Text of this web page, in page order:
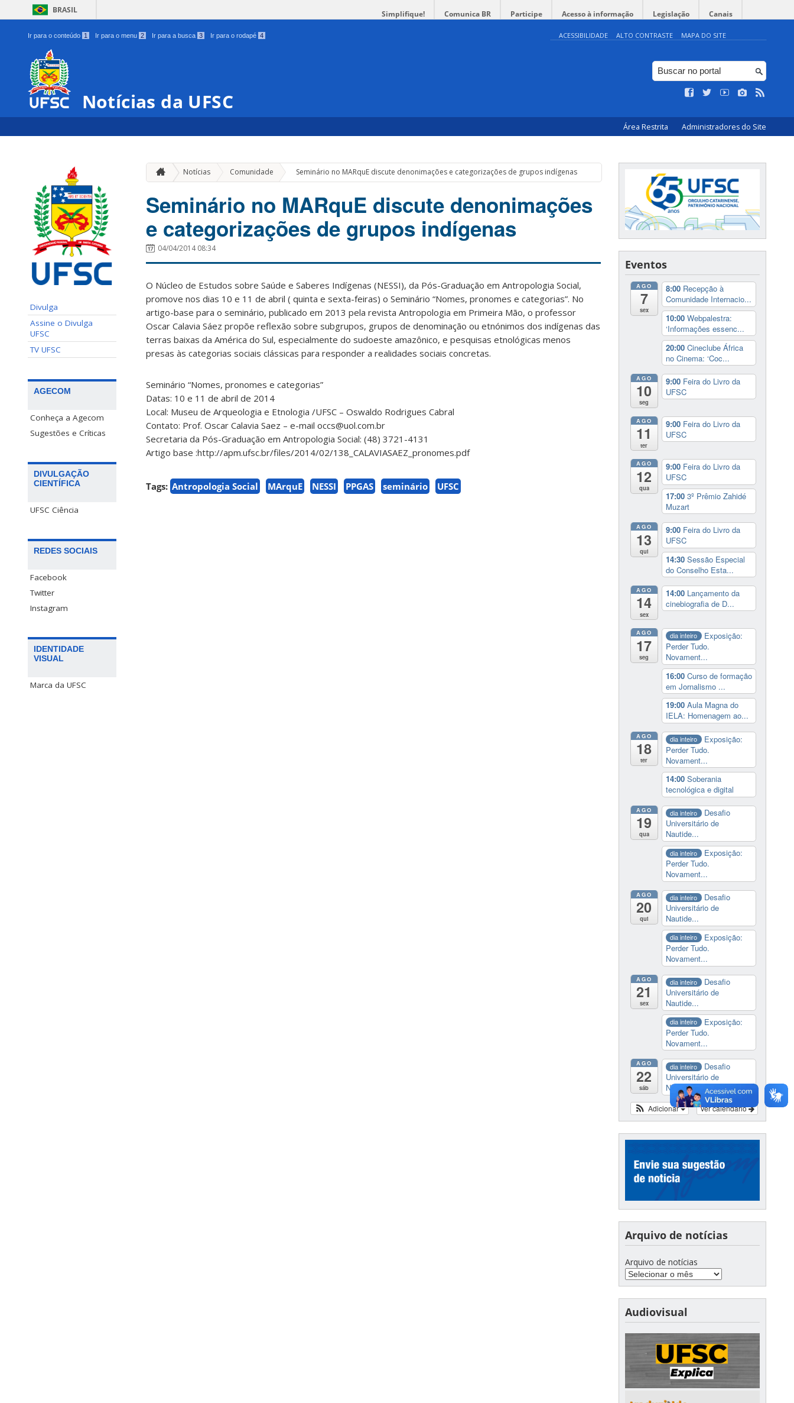
BRASIL Simplifique! Comunica BR Participe Acesso à informação Legislação Canais
Ir para o conteúdo 1 Ir para o menu 2 Ir para a busca 3 Ir para o rodapé 4 ACESSIBILIDADE ALTO CONTRASTE MAPA DO SITE
Notícias da UFSC
Área Restrita Administradores do Site
Divulga
Assine o Divulga
UFSC
TV UFSC
AGECOM
Conheça a Agecom
Sugestões e Críticas
DIVULGAÇÃO
CIENTÍFICA
UFSC Ciência
REDES SOCIAIS
Facebook
Twitter
Instagram
IDENTIDADE
VISUAL
Marca da UFSC
Notícias Comunidade » Seminário no MARquE discute denonimações e categorizações de grupos indígenas
Seminário no MARquE discute denonimações
e categorizações de grupos indígenas
04/04/2014 08:34
O Núcleo de Estudos sobre Saúde e Saberes Indígenas (NESSI), da Pós-Graduação em Antropologia Social,
promove nos dias 10 e 11 de abril ( quinta e sexta-feiras) o Seminário “Nomes, pronomes e categorias”. No
artigo-base para o seminário, publicado em 2013 pela revista Antropologia em Primeira Mão, o professor
Oscar Calavia Sáez propõe reflexão sobre subgrupos, grupos de denominação ou etnónimos dos indígenas das
terras baixas da América do Sul, especialmente do sudoeste amazônico, e pesquisas etnológicas menos
presas às categorias sociais clássicas para responder a realidades sociais concretas.
Seminário “Nomes, pronomes e categorias”
Datas: 10 e 11 de abril de 2014
Local: Museu de Arqueologia e Etnologia /UFSC – Oswaldo Rodrigues Cabral
Contato: Prof. Oscar Calavia Saez – e-mail occs@uol.com.br
Secretaria da Pós-Graduação em Antropologia Social: (48) 3721-4131
Artigo base :http://apm.ufsc.br/files/2014/02/138_CALAVIASAEZ_pronomes.pdf
Tags: Antropologia Social MArquE NESSI PPGAS seminário UFSC
Eventos
AGO
7
sex
8:00 Recepção à
Comunidade Internacio...
10:00 Webpalestra:
‘Informações essenc...
20:00 Cineclube África
no Cinema: ‘Coc...
AGO
10
seg
9:00 Feira do Livro da
UFSC
AGO
11
ter
9:00 Feira do Livro da
UFSC
AGO
12
qua
9:00 Feira do Livro da
UFSC
17:00 3º Prêmio Zahidé
Muzart
AGO
13
qui
9:00 Feira do Livro da
UFSC
14:30 Sessão Especial
do Conselho Esta...
AGO
14
sex
14:00 Lançamento da
cinebiografia de D...
AGO
17
seg
dia inteiro
Exposição:
Perder Tudo.
Novament...
16:00 Curso de formação
em Jornalismo ...
19:00 Aula Magna do
IELA: Homenagem ao...
AGO
18
ter
dia inteiro
Exposição:
Perder Tudo.
Novament...
14:00 Soberania
tecnológica e digital
AGO
19
qua
dia inteiro
Desafio
Universitário de
Nautide...
dia inteiro
Exposição:
Perder Tudo.
Novament...
AGO
20
qui
dia inteiro
Desafio
Universitário de
Nautide...
dia inteiro
Exposição:
Perder Tudo.
Novament...
AGO
21
sex
dia inteiro
Desafio
Universitário de
Nautide...
dia inteiro
Exposição:
Perder Tudo.
Novament...
AGO
22
sáb
dia inteiro
Desafio
Universitário de
Nautide...
Ver calendário
Adicionar
Arquivo de notícias
Arquivo de notícias
Audiovisual